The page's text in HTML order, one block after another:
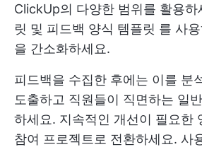
ClickUp의 다양한 범위를 활용하
릿 및 피드백 양식 템플릿 를 사
을 간소화하세요.
피드백을 수집한 후에는 이를 분
도출하고 직원들이 직면하는 일
하세요. 지속적인 개선이 필요한
참여 프로젝트로 전환하세요. 사